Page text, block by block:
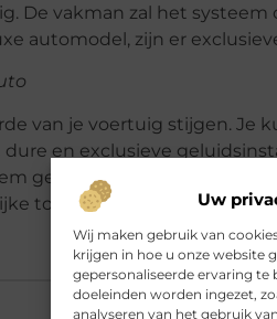
Uw
Wij maken gebruik van
krijgen in hoe u onze website
gepersonaliseerde ervaring te
doeleinden worden ingezet,
analyseren van het gebruik
De vakman zal het
automodel, zijn er
van je voertuig stijgen. Je
en exclusieve
geinteresseerd zijn. Ze
toevoeging, om prettig